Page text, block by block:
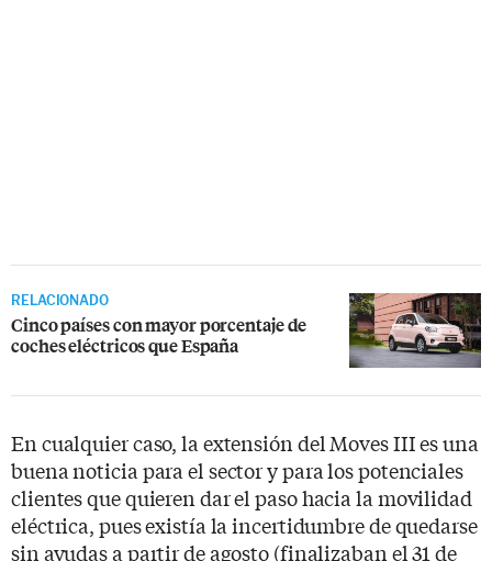
RELACIONADO
Cinco países con mayor porcentaje de
coches eléctricos que España
En cualquier caso, la extensión del Moves III es una
buena noticia para el sector y para los potenciales
clientes que quieren dar el paso hacia la movilidad
eléctrica, pues existía la incertidumbre de quedarse
sin ayudas a partir de agosto (finalizaban el 31 de